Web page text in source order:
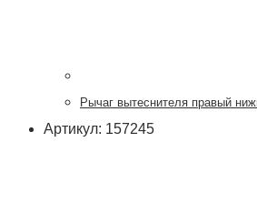
Рычаг вытеснителя правый
Артикул: 157245